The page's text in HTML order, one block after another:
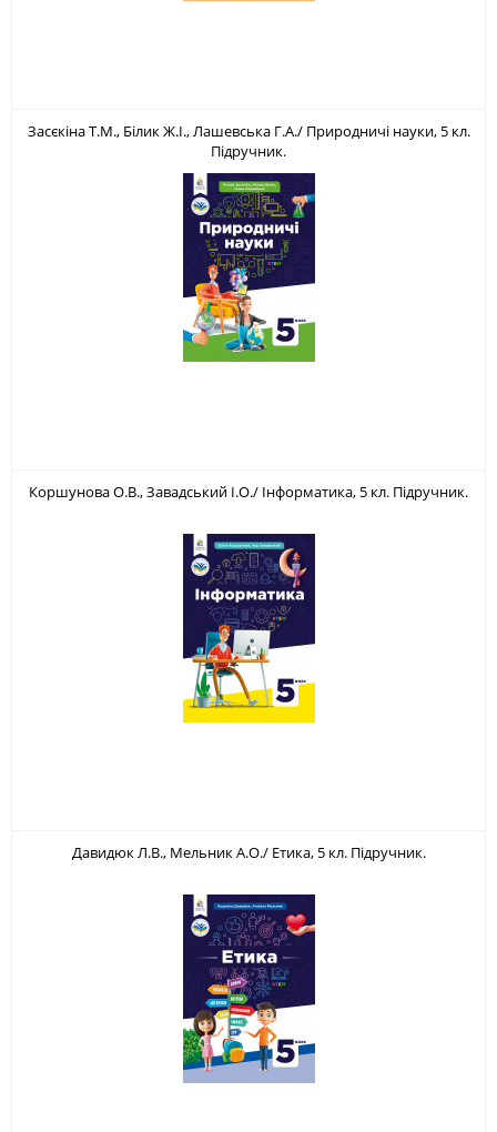
Засєкіна Т.М., Білик Ж.І., Лашевська Г.А./ Природничі науки, 5 кл.
Підручник.
Коршунова О.В., Завадський І.О./ Інформатика, 5 кл. Підручник.
Давидюк Л.В., Мельник А.О./ Етика, 5 кл. Підручник.